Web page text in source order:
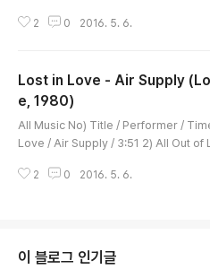
ppy Now? / No Doubt / 3:43 5)
oubt / 3:21 9) Sunday Morning / No
10) Don't Speak / No Doubt / 4:23 11)
2 0 2016. 5. 6.
Lost in Love - Air Supply
e, 1980)
All Music No) Title / Performer /
Love / Air Supply / 3:51 2) All Out of
upply / 3:33 4) Just Another Woman
Supply / 3:03 9) I Can't Get Excited /
2 0 2016. 5. 6.
이 블로그 인기글